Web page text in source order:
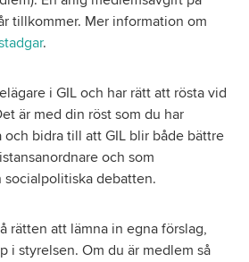
tillkommer. Mer information om
.
i GIL och har rätt att rösta vid
är med din röst som du har
bidra till att GIL blir både bättre
och som
debatten.
rätten att lämna in egna förslag,
i styrelsen. Om du är medlem så